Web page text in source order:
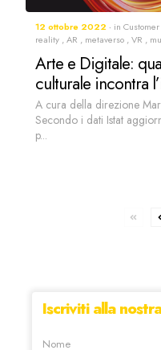
12 ottobre 2022 in
reality ,AR , metaverso ,VR ,
Arte e Digitale:
culturale incontra
A cura della direzione
Secondo i dati Istat
p...
Iscriviti alla
Nome